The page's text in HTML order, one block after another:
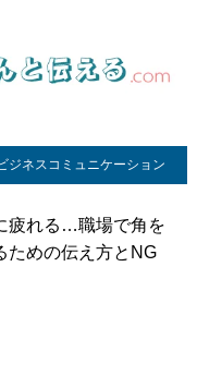
ジネスコミュニケーション
疲れる…職場で角を
ための伝え方とNG